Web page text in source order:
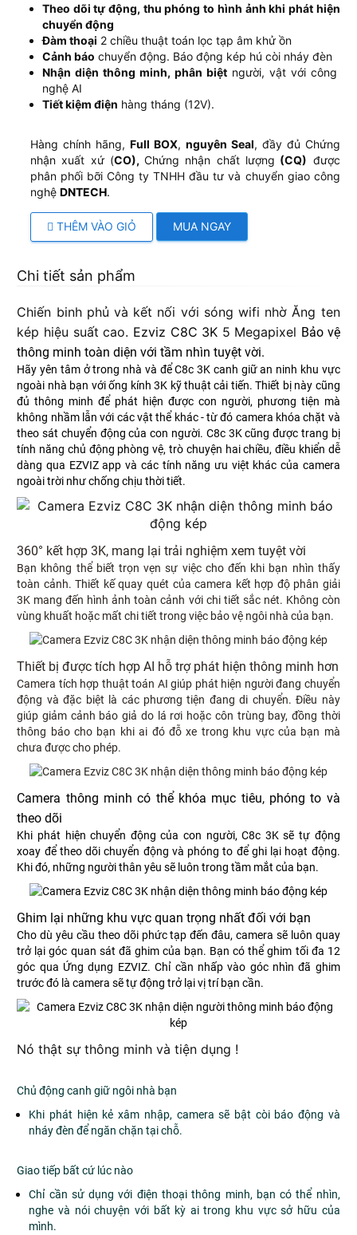
Theo dõi tự động, thu phóng to hình ảnh khi phát hiện
chuyển động
Đàm thoại 2 chiều thuật toán lọc tạp âm khử ồn
Cảnh báo chuyển động. Báo động kép hú còi nháy đèn
Nhận diện thông minh, phân biệtngười, vật với công
nghệ AI
Tiết kiệm điện hàng tháng (12V).
Hàng chính hãng, Full BOX, nguyên Seal, đầy đủ Chứng
nhận xuất xứ (CO),Chứng nhận chất lượng (CQ) được
phân phối bỡi Công ty TNHH đầu tư và chuyển giao công
nghệ DNTECH.
THÊM VÀO GIỎ MUA NGAY
Chi tiết sản phẩm
Chiến binh phủ và kết nối với sóng wifi nhờ Ăng ten
kép hiệu suất cao​. Ezviz C8C 3K 5 Megapixel Bảo vệ
thông minh toàn diện với tầm nhìn tuyệt vời.
Hãy yên tâm ở trong nhà và đểC8c 3K canh giữ an ninh khu vực
ngoài nhà bạn với ống kính 3K kỹ thuật cải tiến. Thiết bị này cũng
đủ thông minh để phát hiện được con người, phương tiện mà
không nhầm lẫn với các vật thể khác - từ đó camera khóa chặt và
theo sát chuyển động của con người. C8c 3K cũng được trang bị
tính năng chủ động phòng vệ, trò chuyện hai chiều, điều khiển dễ
dàng qua EZVIZ app và các tính năng ưu việt khác của camera
ngoài trời như chống chịu thời tiết.
360° kết hợp 3K, mang lại trải nghiệm xem tuyệt vời
Bạn không thể biết trọn vẹn sự việc cho đến khi bạn nhìn thấy
toàn cảnh. Thiết kế quay quét của camera kết hợp độ phân giải
3K mang đến hình ảnh toàn cảnh với chi tiết sắc nét. Không còn
vùng khuất hoặc mất chi tiết trong việc bảo vệ ngôi nhà của bạn.
Thiết bị được tích hợp AI hỗ trợ phát hiện thông minh hơn
Camera tích hợp thuật toán AI giúp phát hiện người đang chuyển
động và đặc biệt là các phương tiện đang di chuyển. Điều này
giúp giảm cảnh báo giả do lá rơi hoặc côn trùng bay, đồng thời
thông báo cho bạn khi ai đó đỗ xe trong khu vực của bạn mà
chưa được cho phép.
Camera thông minh có thể khóa mục tiêu, phóng to và
theo dõi
Khi phát hiện chuyển động của con người,C8c 3K sẽ tự động
xoay để theo dõi chuyển động và phóng to để ghi lại hoạt động.
Khi đó, những người thân yêu sẽ luôn trong tầm mắt của bạn.
Ghim lại những khu vực quan trọng nhất đối với bạn
Cho dù yêu cầu theo dõi phức tạp đến đâu, camera sẽ luôn quay
trở lại góc quan sát đã ghim của bạn. Bạn có thể ghim tối đa 12
góc qua Ứng dụng EZVIZ. Chỉ cần nhấp vào góc nhìn đã ghim
trước đó là camera sẽ tự động trở lại vị trí bạn cần.
Nó thật sự thông minh và tiện dụng !
Chủ động canh giữ ngôi nhà bạn
Khi phát hiện kẻ xâm nhập, camera sẽ bật còi báo động và
nháy đèn để ngăn chặn tại chỗ.
Giao tiếp bất cứ lúc nào
Chỉ cần sử dụng với điện thoại thông minh, bạn có thể nhìn,
nghe và nói chuyện với bất kỳ ai trong khu vực sở hữu của
mình.